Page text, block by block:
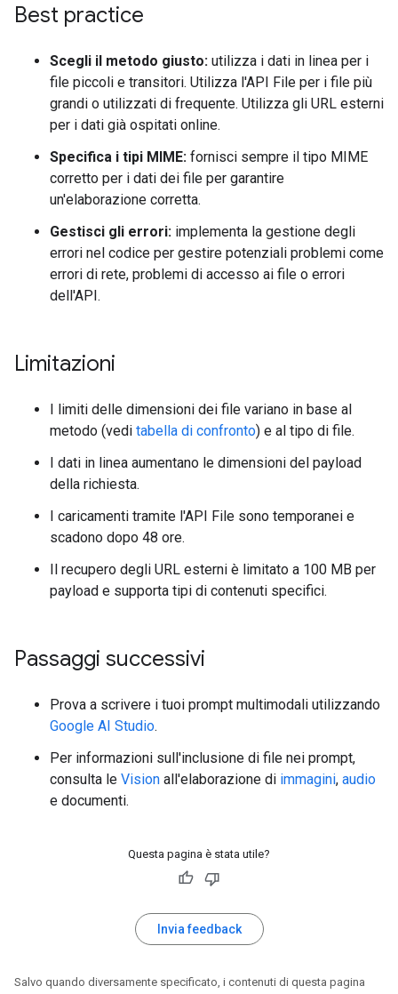
Best practice
Scegli il metodo giusto: utilizza i dati in linea per i
file piccoli e transitori. Utilizza l'API File per i file più
grandi o utilizzati di frequente. Utilizza gli URL esterni
per i dati già ospitati online.
Specifica i tipi MIME: fornisci sempre il tipo MIME
corretto per i dati dei file per garantire
un'elaborazione corretta.
Gestisci gli errori: implementa la gestione degli
errori nel codice per gestire potenziali problemi come
errori di rete, problemi di accesso ai file o errori
dell'API.
Limitazioni
I limiti delle dimensioni dei file variano in base al
metodo (vedi tabella di confronto) e al tipo di file.
I dati in linea aumentano le dimensioni del payload
della richiesta.
I caricamenti tramite l'API File sono temporanei e
scadono dopo 48 ore.
Il recupero degli URL esterni è limitato a 100 MB per
payload e supporta tipi di contenuti specifici.
Passaggi successivi
Prova a scrivere i tuoi prompt multimodali utilizzando
Google AI Studio.
Per informazioni sull'inclusione di file nei prompt,
consulta le Vision all'elaborazione di immagini, audio
e documenti.
Questa pagina è stata utile?
Invia feedback
Salvo quando diversamente specificato, i contenuti di questa pagina